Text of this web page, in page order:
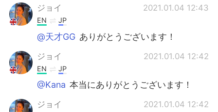
ジョイ 2021.01.04 12:43
EN JP
@天才GG ありがとうございます！
ジョイ 2021.01.04 12:42
EN JP
@Kana 本当にありがとうございます！
ジョイ 2021.01.04 12:42